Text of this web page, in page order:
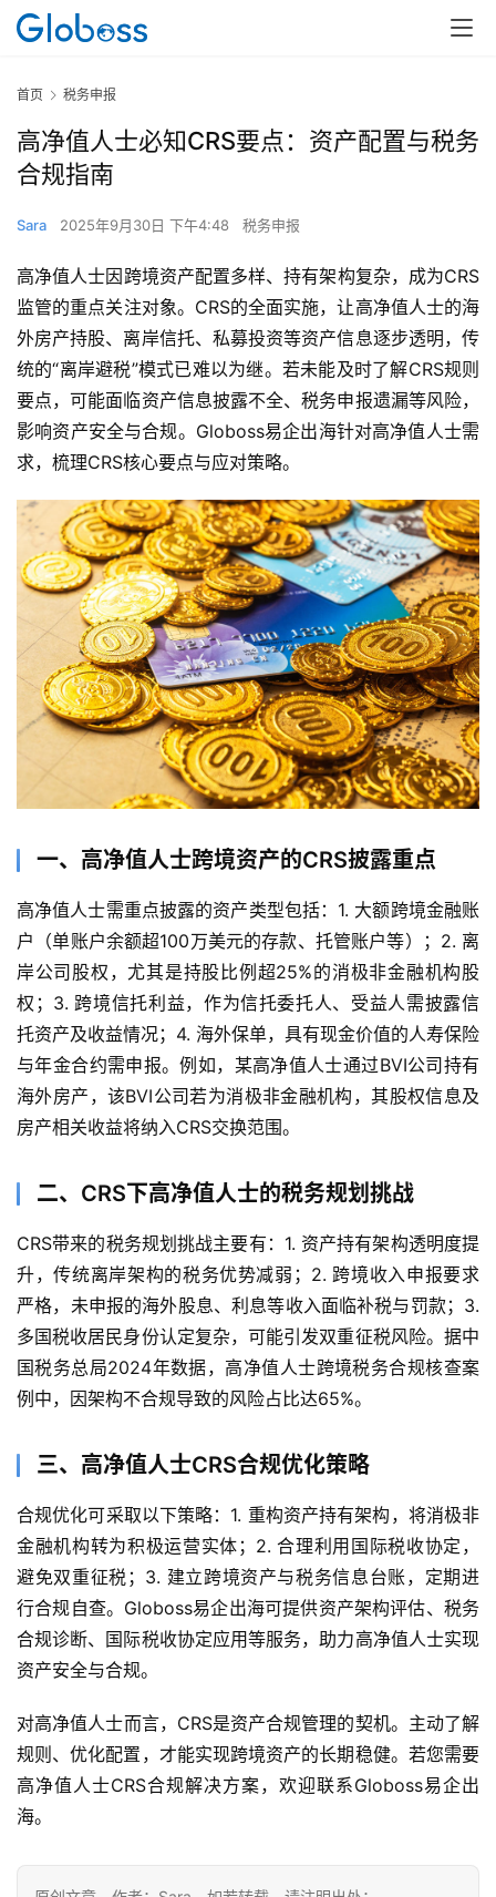
首页 税务申报
高净值人士必知CRS要点：资产配置与税务
合规指南
Sara 2025年9月30日 下午4:48 税务申报
高净值人士因跨境资产配置多样、持有架构复杂，成为CRS
监管的重点关注对象。CRS的全面实施，让高净值人士的海
外房产持股、离岸信托、私募投资等资产信息逐步透明，传
统的“离岸避税”模式已难以为继。若未能及时了解CRS规则
要点，可能面临资产信息披露不全、税务申报遗漏等风险，
影响资产安全与合规。Globoss易企出海针对高净值人士需
求，梳理CRS核心要点与应对策略。
一、高净值人士跨境资产的CRS披露重点
高净值人士需重点披露的资产类型包括：1. 大额跨境金融账
户（单账户余额超100万美元的存款、托管账户等）；2. 离
岸公司股权，尤其是持股比例超25%的消极非金融机构股
权；3. 跨境信托利益，作为信托委托人、受益人需披露信
托资产及收益情况；4. 海外保单，具有现金价值的人寿保险
与年金合约需申报。例如，某高净值人士通过BVI公司持有
海外房产，该BVI公司若为消极非金融机构，其股权信息及
房产相关收益将纳入CRS交换范围。
二、CRS下高净值人士的税务规划挑战
CRS带来的税务规划挑战主要有：1. 资产持有架构透明度提
升，传统离岸架构的税务优势减弱；2. 跨境收入申报要求
严格，未申报的海外股息、利息等收入面临补税与罚款；3.
多国税收居民身份认定复杂，可能引发双重征税风险。据中
国税务总局2024年数据，高净值人士跨境税务合规核查案
例中，因架构不合规导致的风险占比达65%。
三、高净值人士CRS合规优化策略
合规优化可采取以下策略：1. 重构资产持有架构，将消极非
金融机构转为积极运营实体；2. 合理利用国际税收协定，
避免双重征税；3. 建立跨境资产与税务信息台账，定期进
行合规自查。Globoss易企出海可提供资产架构评估、税务
合规诊断、国际税收协定应用等服务，助力高净值人士实现
资产安全与合规。
对高净值人士而言，CRS是资产合规管理的契机。主动了解
规则、优化配置，才能实现跨境资产的长期稳健。若您需要
高净值人士CRS合规解决方案，欢迎联系Globoss易企出
海。